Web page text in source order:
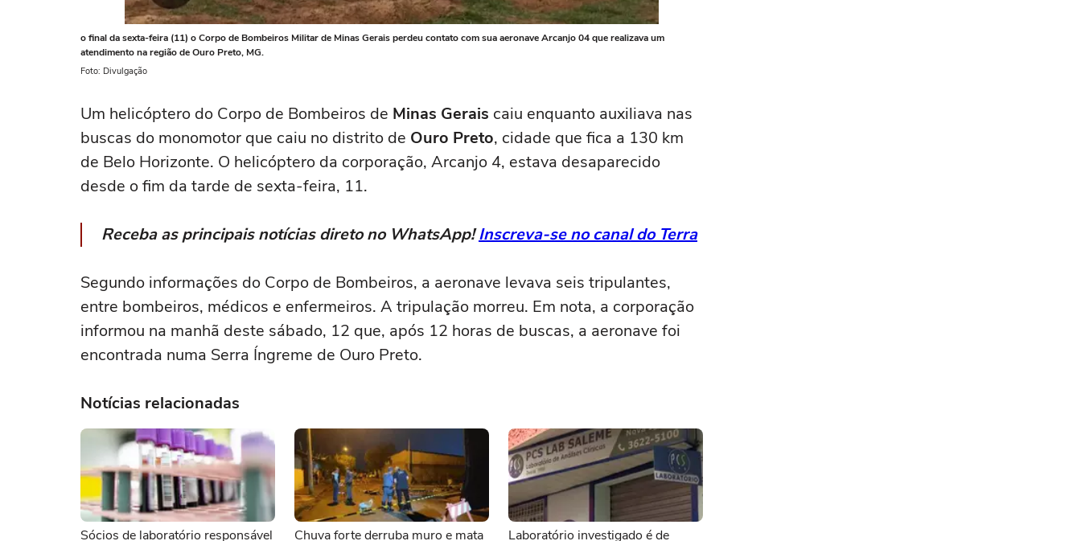
o final da sexta-feira (11) o Corpo de Bombeiros Militar de Minas Gerais perdeu contato com sua aeronave Arcanjo 04 que realizava um
atendimento na região de Ouro Preto, MG.
Foto: Divulgação
Um helicóptero do Corpo de Bombeiros de Minas Gerais caiu enquanto auxiliava nas
buscas do monomotor que caiu no distrito de Ouro Preto, cidade que fica a 130 km
de Belo Horizonte. O helicóptero da corporação, Arcanjo 4, estava desaparecido
desde o fim da tarde de sexta-feira, 11.
Receba as principais notícias direto no WhatsApp!Inscreva-se no canal do Terra
Segundo informações do Corpo de Bombeiros, a aeronave levava seis tripulantes,
entre bombeiros, médicos e enfermeiros. A tripulação morreu. Em nota, a corporação
informou na manhã deste sábado, 12 que, após 12 horas de buscas, a aeronave foi
encontrada numa Serra Íngreme de Ouro Preto.
Notícias relacionadas
Sócios de laboratório responsável
Chuva forte derruba muro e mata
Laboratório investigado é de